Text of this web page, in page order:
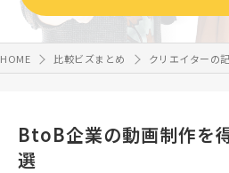
HOME 比較ビズまとめ クリエイターの
BtoB企業の動画制作を
選